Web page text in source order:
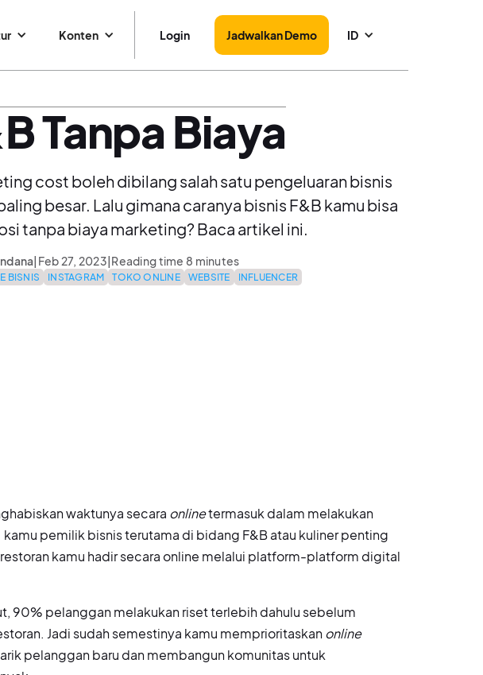
Konten Login Jadwalkan Demo ID
Tanpa Biaya
cost boleh dibilang salah satu pengeluaran bisnis
besar. Lalu gimana caranya bisnis F&B kamu bisa
tanpa biaya marketing? Baca artikel ini.
| Feb 27, 2023|Reading time 8 minutes
BISNIS INSTAGRAM TOKO ONLINE WEBSITE INFLUENCER
waktunya secara onlinetermasuk dalam melakukan
pemilik bisnis terutama di bidang F&B atau kuliner penting
kamu hadir secara online melalui platform-platform digital
90% pelanggan melakukan riset terlebih dahulu sebelum
Jadi sudah semestinya kamu memprioritaskanonline
pelanggan baru dan membangun komunitas untuk